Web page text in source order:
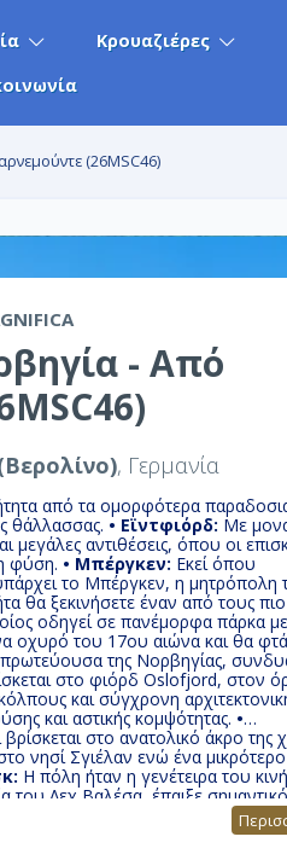
Κρουαζιέρες
(26MSC46)
- Από
, Γερμανία
από τα ομορφότερα
θάλλασσας. • Εϊντφιόρδ: Με
μεγάλες αντιθέσεις, όπου οι
φύση. • Μπέργκεν: Εκεί όπου
το Μπέργκεν, η μητρόπολη
θα ξεκινήσετε έναν από τους πιο
οδηγεί σε πανέμορφα πάρκα με
οχυρό του 17ου αιώνα και θα
πρωτεύουσα της Νορβηγίας,
στο φιόρδ Oslofjord, στον
και σύγχρονη
και αστικής κομψότητας. •
στο ανατολικό άκρο της
νησί Σγιέλαν ενώ ένα
Η πόλη ήταν η γενέτειρα του
του Λεχ Βαλέσα, έπαιξε
•
στο Curonian Spit, η οποία